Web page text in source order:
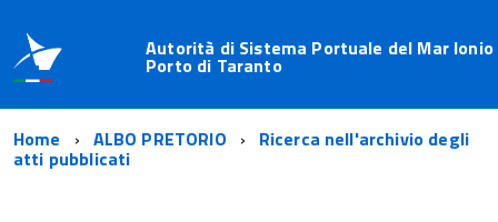
Autorità di Sistema Portuale del Mar
Porto di Taranto
Home ALBO PRETORIO Ricerca nell'archivio degli
atti pubblicati